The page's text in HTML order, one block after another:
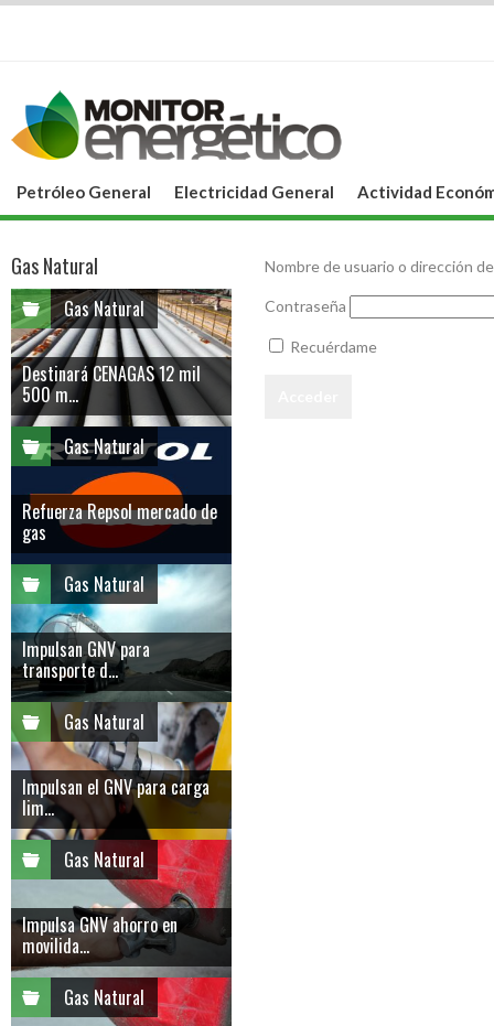
Petróleo General Electricidad General Actividad
Nombre de usuario o dirección
Contraseña
Recuérdame
Gas Natural
Gas Natural
Destinará CENAGAS 12 mil
500 m...
Gas Natural
Refuerza Repsol mercado de
gas
Gas Natural
Impulsan GNV para
transporte d...
Gas Natural
Impulsan el GNV para carga
lim...
Gas Natural
Impulsa GNV ahorro en
movilida...
Gas Natural